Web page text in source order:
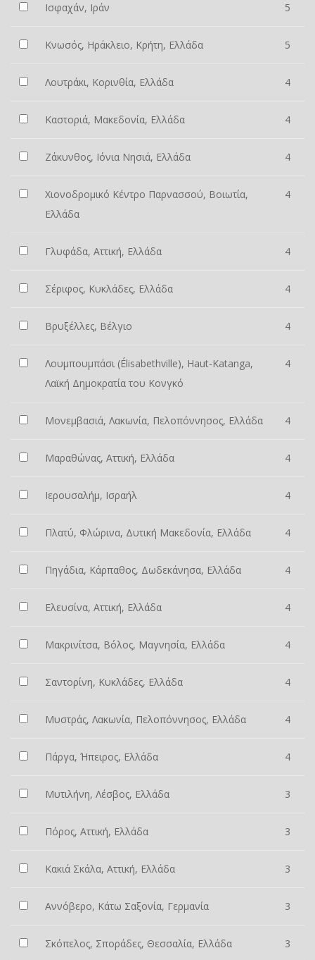
Ισφαχάν, Ιράν 5
Κνωσός, Ηράκλειο, Κρήτη, Ελλάδα 5
Λουτράκι, Κορινθία, Ελλάδα 4
Καστοριά, Μακεδονία, Ελλάδα 4
Ζάκυνθος, Ιόνια Νησιά, Ελλάδα 4
Χιονοδρομικό Κέντρο Παρνασσού, Βοιωτία,
Ελλάδα
4
Γλυφάδα, Αττική, Ελλάδα 4
Σέριφος, Κυκλάδες, Ελλάδα 4
Βρυξέλλες, Βέλγιο 4
Λουμπουμπάσι (Élisabethville), Haut-Katanga,
Λαϊκή Δημοκρατία του Κονγκό
4
Μονεμβασιά, Λακωνία, Πελοπόννησος, Ελλάδα 4
Μαραθώνας, Αττική, Ελλάδα 4
Ιερουσαλήμ, Ισραήλ 4
Πλατύ, Φλώρινα, Δυτική Μακεδονία, Ελλάδα 4
Πηγάδια, Κάρπαθος, Δωδεκάνησα, Ελλάδα 4
Ελευσίνα, Αττική, Ελλάδα 4
Μακρινίτσα, Βόλος, Μαγνησία, Ελλάδα 4
Σαντορίνη, Κυκλάδες, Ελλάδα 4
Μυστράς, Λακωνία, Πελοπόννησος, Ελλάδα 4
Πάργα, Ήπειρος, Ελλάδα 4
Μυτιλήνη, Λέσβος, Ελλάδα 3
Πόρος, Αττική, Ελλάδα 3
Κακιά Σκάλα, Αττική, Ελλάδα 3
Αννόβερο, Κάτω Σαξονία, Γερμανία 3
Σκόπελος, Σποράδες, Θεσσαλία, Ελλάδα 3